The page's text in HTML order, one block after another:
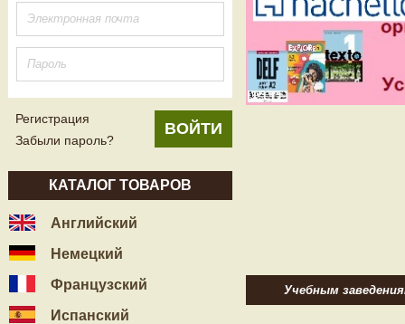
Регистрация
Забыли пароль?
КАТАЛОГ ТОВАРОВ
Английский
Немецкий
Французский
Испанский
Учебным